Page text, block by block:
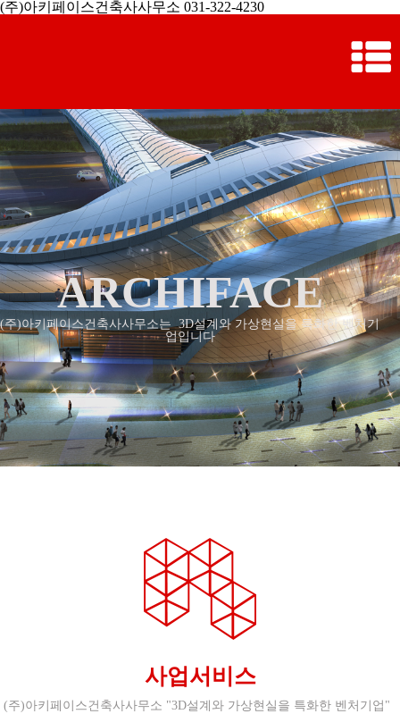
(주)아키페이스건축사사무소 031-322-4230
ARCHIFACE
(주)아키페이스건축사사무소는 3D설계와 가상현실을 특화한 벤처기
업입니다
사업서비스
(주)아키페이스건축사사무소 "3D설계와 가상현실을 특화한 벤처기업"